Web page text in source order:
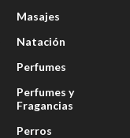
Masajes
Natación
Perfumes
Perfumes y
Fragancias
Perros